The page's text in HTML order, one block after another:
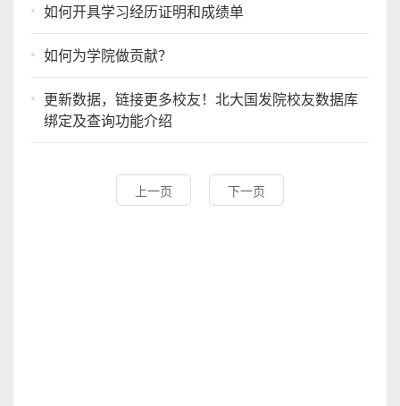
如何开具学习经历证明和成绩单
如何为学院做贡献？
更新数据，链接更多校友！北大国发院校友数据库
绑定及查询功能介绍
上一页 下一页